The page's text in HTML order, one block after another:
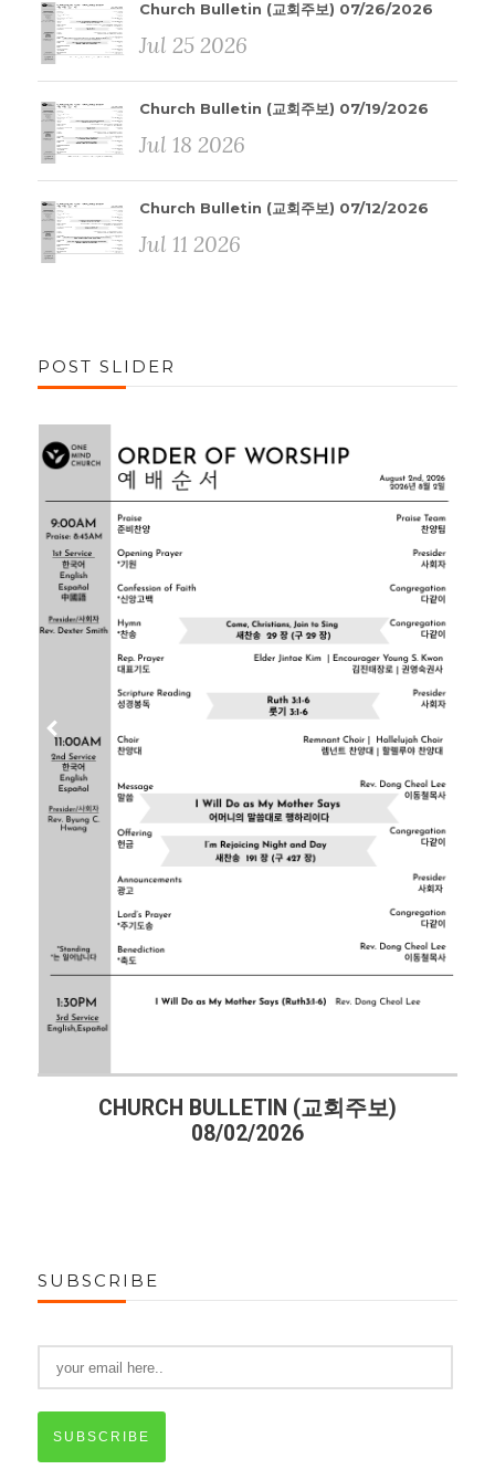
Church Bulletin (교회주보) 07/26/2026
Jul 25 2026
Church Bulletin (교회주보) 07/19/2026
Jul 18 2026
Church Bulletin (교회주보) 07/12/2026
Jul 11 2026
POST SLIDER
CHURCH BULLETIN (교회주보)
08/02/2026
SUBSCRIBE
SUBSCRIBE